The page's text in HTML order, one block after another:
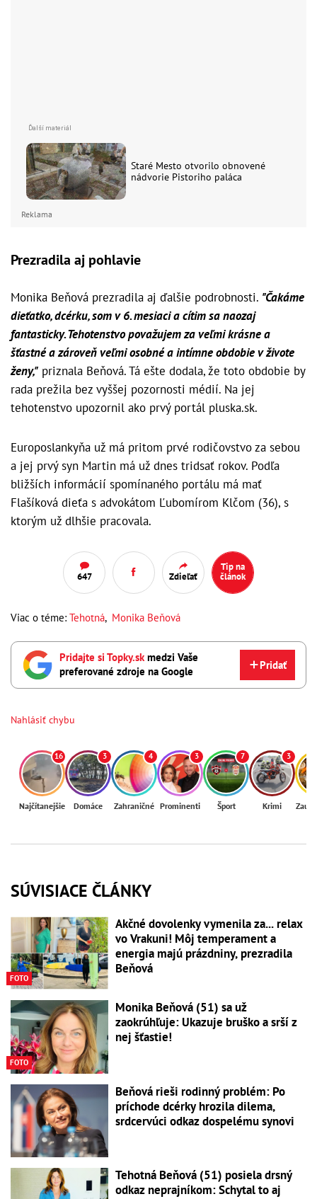
Staré Mesto otvorilo obnovené
nádvorie Pistoriho paláca
Reklama
Prezradila aj pohlavie
Monika Beňová prezradila aj ďalšie podrobnosti. "Čakáme
dieťatko, dcérku, som v 6. mesiaci a cítim sa naozaj
fantasticky. Tehotenstvo považujem za veľmi krásne a
šťastné a zároveň veľmi osobné a intímne obdobie v živote
ženy," priznala Beňová. Tá ešte dodala, že toto obdobie by
rada prežila bez vyššej pozornosti médií. Na jej
tehotenstvo upozornil ako prvý portál pluska.sk.
Europoslankyňa už má pritom prvé rodičovstvo za sebou
a jej prvý syn Martin má už dnes tridsať rokov. Podľa
bližších informácií spomínaného portálu má mať
Flašíková dieťa s advokátom Ľubomírom Klčom (36), s
ktorým už dlhšie pracovala.
647 Zdieľať
Tip na
článok
Viac o téme: Tehotná, Monika Beňová
Pridajte si Topky.skmedzi Vaše
preferované zdroje na Google
Pridať
Nahlásiť chybu
16
Najčítanejšie
3
Domáce
4
Zahraničné
3
Prominenti
7
Šport
3
Krimi
SÚVISIACE ČLÁNKY
FOTO
Akčné dovolenky vymenila za... relax
vo Vrakuni! Môj temperament a
energia majú prázdniny, prezradila
Beňová
FOTO
Monika Beňová (51) sa už
zaokrúhľuje: Ukazuje bruško a srší z
nej šťastie!
Beňová rieši rodinný problém: Po
príchode dcérky hrozila dilema,
srdcervúci odkaz dospelému synovi
Tehotná Beňová (51) posiela drsný
odkaz neprajníkom: Schytal to aj